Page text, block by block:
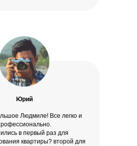
Людмиле! Все легко и
в первый раз для
квартиры? второй для
Юрий